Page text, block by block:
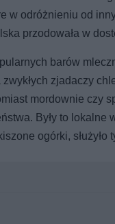
w odróżnieniu od
przodowała w
barów
zjadaczy
mordownie czy
Były to
ogórki,